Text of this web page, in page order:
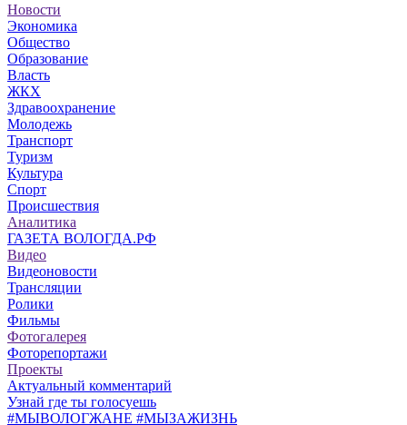
Новости
Экономика
Общество
Образование
Власть
ЖКХ
Здравоохранение
Молодежь
Транспорт
Туризм
Культура
Спорт
Происшествия
Аналитика
ГАЗЕТА ВОЛОГДА.РФ
Видео
Видеоновости
Трансляции
Ролики
Фильмы
Фотогалерея
Фоторепортажи
Проекты
Актуальный комментарий
Узнай где ты голосуешь
#МЫВОЛОГЖАНЕ #МЫЗАЖИЗНЬ